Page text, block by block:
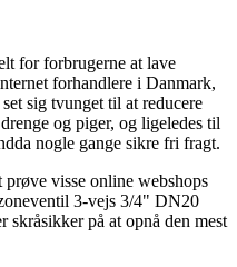
for forbrugerne at lave
forhandlere i Danmark,
sig tvunget til at reducere
og piger, og ligeledes til
nogle gange sikre fri fragt.
visse online webshops
3-vejs 3/4" DN20
skråsikker på at opnå den mest